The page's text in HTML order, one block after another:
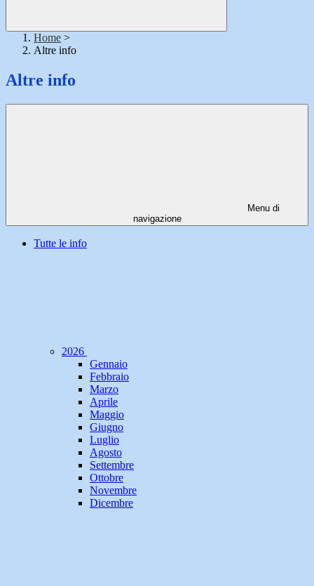
Home >
Altre info
Altre info
Menu di
navigazione
Tutte le info
2026
Gennaio
Febbraio
Marzo
Aprile
Maggio
Giugno
Luglio
Agosto
Settembre
Ottobre
Novembre
Dicembre